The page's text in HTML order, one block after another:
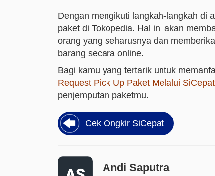
Dengan mengikuti langkah-langkah di
paket di Tokopedia. Hal ini akan
orang yang seharusnya dan
barang secara online.
Bagi kamu yang tertarik untuk
Request Pick Up Paket Melalui
penjemputan paketmu.
Cek Ongkir SiCepat
Andi Saputra